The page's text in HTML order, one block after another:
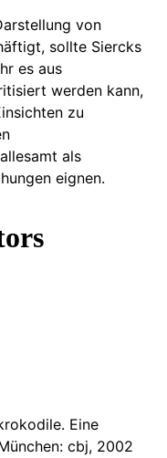
von
sollte Siercks
es aus
werden kann,
zu
als
eignen.
Eine
cbj, 2002